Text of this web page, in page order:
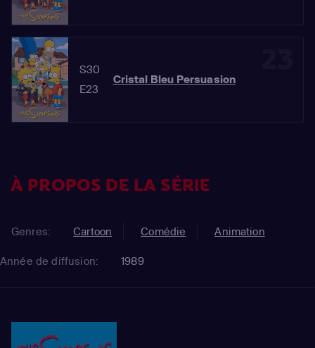
S30
E23
Cristal Bleu Persuasion
À PROPOS DE LA SÉRIE
Genres: Cartoon Comédie Animation
Année de diffusion: 1989